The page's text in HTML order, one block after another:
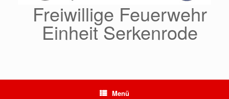
Freiwillige Feuerwehr
Einheit Serkenrode
Menü